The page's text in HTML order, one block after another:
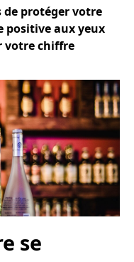
de protéger votre
positive aux yeux
votre chiffre
se